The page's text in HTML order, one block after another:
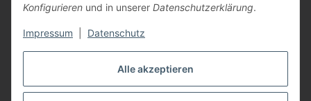
Alle akzeptieren
Konfigurieren und in unserer Datenschutzerklärung.
Impressum Datenschutz